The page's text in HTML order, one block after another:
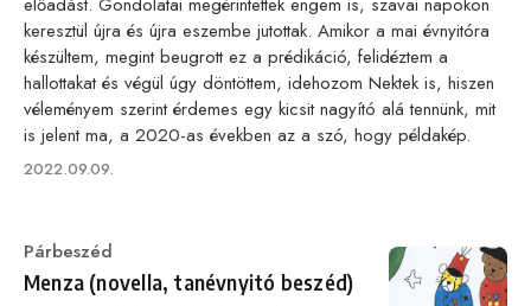
keresztül újra és újra eszembe jutottak. Amikor a mai évnyitóra
készültem, megint beugrott ez a prédikáció, felidéztem a
hallottakat és végül úgy döntöttem, idehozom Nektek is, hiszen
véleményem szerint érdemes egy kicsit nagyító alá tennünk, mit
is jelent ma, a 2020-as években az a szó, hogy példakép.
Published
2022.09.09.
Category
Párbeszéd
Menza (novella, tanévnyitó beszéd)